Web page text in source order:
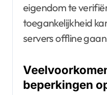
eigendom te
toegankelijkheid
servers offline
beperkingen